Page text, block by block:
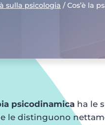
sulla psicologia / Cos’è la
psicodinamica ha le
le distinguono